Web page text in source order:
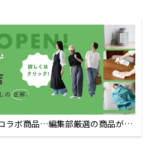
ラボ商品…編集部厳選の商品が買